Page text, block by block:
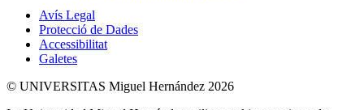
Avís Legal
Protecció de Dades
Accessibilitat
Galetes
© UNIVERSITAS Miguel Hernández 2026